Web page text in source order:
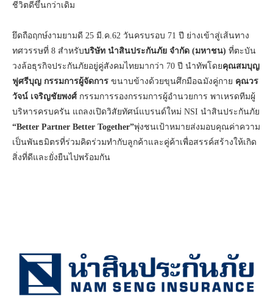
ชีวิตดีขึ้นกว่าเดิม
ยึดถือฤกษ์งามยามดี 25 มี.ค.62 วันครบรอบ 71 ปี ย่างเข้าสู่เส้นทาง
ทศวรรษที่ 8 สำหรับบริษัท นำสินประกันภัย จำกัด (มหาชน) ที่ตะบัน
วงล้อธุรกิจประกันภัยอยู่คู่สังคมไทยมากว่า 70 ปี นำทัพโดยคุณสมบุญ
ฟูศรีบุญ กรรมการผู้จัดการ ขนาบข้างด้วยขุนศึกมือฉมังคู่กาย คุณวร
วัจน์ เจริญชัยพงศ์กรรมการรองกรรมการผู้อำนวยการ พาเหรดทีมผู้
บริหารครบครัน แถลงเปิดวิสัยทัศน์แบรนด์ใหม่ NSI นำสินประกันภัย
“Better Partner Better Together”พุ่งชนเป้าหมายส่งมอบคุณค่าความ
เป็นพันธมิตรที่ร่วมคิดร่วมทำกับลูกค้าและคู่ค้าเพื่อสรรค์สร้างให้เกิด
สิ่งที่ดีและยั่งยืนไปพร้อมกัน